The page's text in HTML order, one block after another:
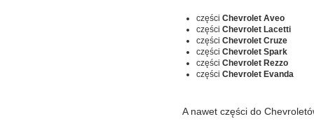
części Chevrolet Aveo
części Chevrolet Lacetti
części Chevrolet Cruze
części Chevrolet Spark
części Chevrolet Rezzo
części Chevrolet Evanda
A nawet części do